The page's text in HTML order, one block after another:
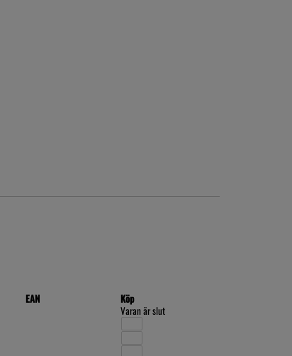
EAN
Köp
Varan är slut